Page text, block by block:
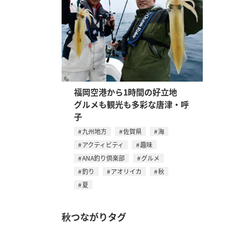
福岡空港から1時間の好立地
グルメも観光も多彩な唐津・呼
子
九州地方 佐賀県
海
アクティビティ
趣味
ANA釣り倶楽部
グルメ
釣り
アオリイカ
秋
夏
秋つながりタグ